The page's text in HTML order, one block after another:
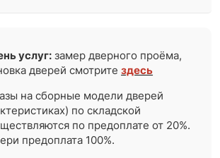
услуг: замер дверного проёма,
дверей смотритездесь
на сборные модели дверей
по складской
по предоплате от 20%.
предоплата 100%.